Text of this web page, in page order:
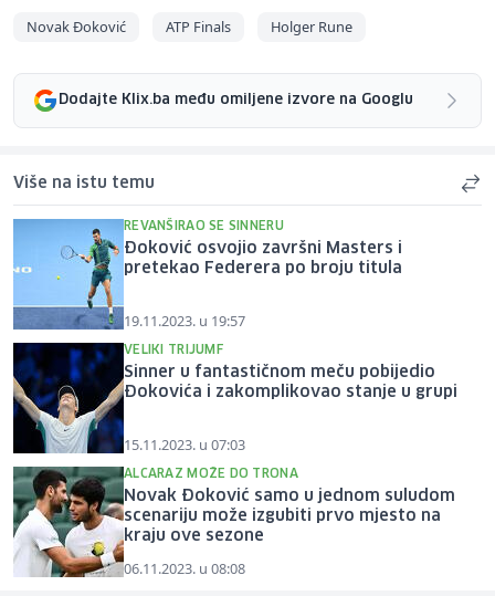
Novak Đoković ATP Finals Holger Rune
Dodajte Klix.ba među omiljene izvore na Googlu
Više na istu temu
REVANŠIRAO SE SINNERU
Đoković osvojio završni Masters i
pretekao Federera po broju titula
19.11.2023. u 19:57
VELIKI TRIJUMF
Sinner u fantastičnom meču pobijedio
Đokovića i zakomplikovao stanje u grupi
15.11.2023. u 07:03
ALCARAZ MOŽE DO TRONA
Novak Đoković samo u jednom suludom
scenariju može izgubiti prvo mjesto na
kraju ove sezone
06.11.2023. u 08:08